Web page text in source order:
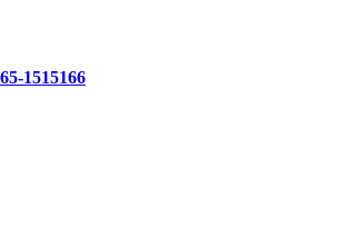
1515166